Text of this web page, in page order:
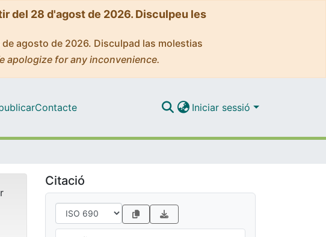
del 28 d'agost de 2026. Disculpeu les
agosto de 2026. Disculpad las molestias
apologize for any inconvenience.
Contacte Iniciar sessió
Citació